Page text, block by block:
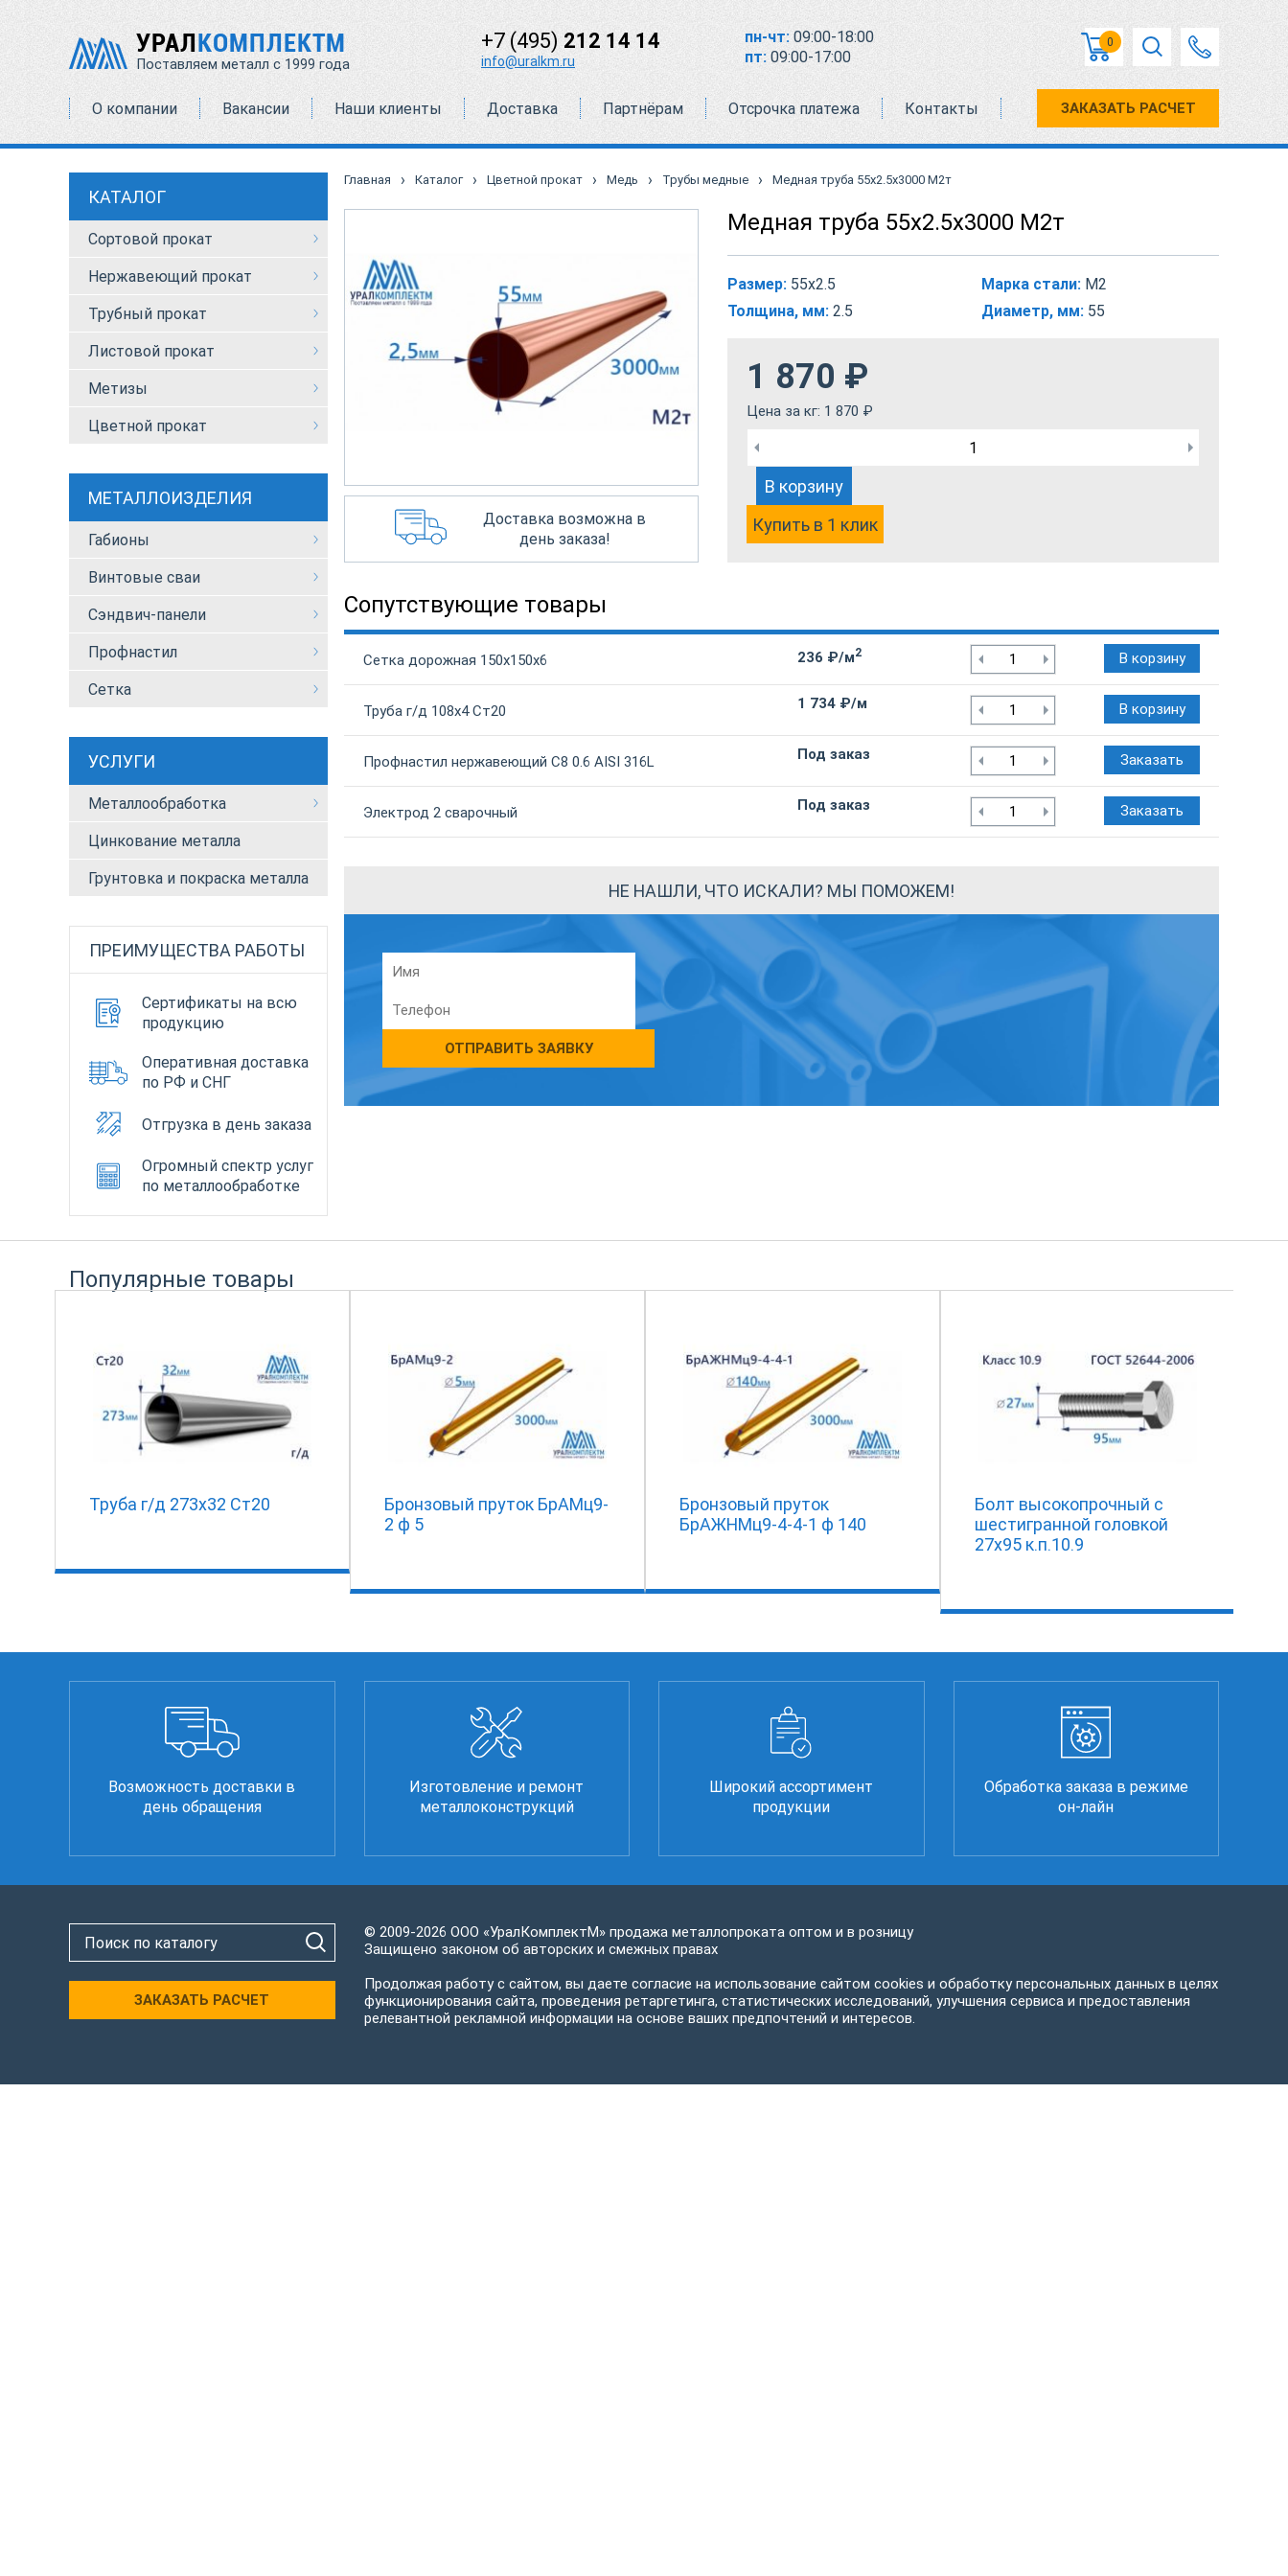
УРАЛКОМПЛЕКТМ
Поставляем металл с 1999 года
+7 (495) 212 14 14
info@uralkm.ru
пн-чт: 09:00-18:00
пт: 09:00-17:00
0
О компании Вакансии Наши клиенты Доставка Партнёрам Отсрочка платежа Контакты ЗАКАЗАТЬ РАСЧЕТ
КАТАЛОГ
Сортовой прокат
Нержавеющий прокат
Трубный прокат
Листовой прокат
Метизы
Цветной прокат
МЕТАЛЛОИЗДЕЛИЯ
Габионы
Винтовые сваи
Сэндвич-панели
Профнастил
Сетка
УСЛУГИ
Металлообработка
Цинкование металла
Грунтовка и покраска металла
ПРЕИМУЩЕСТВА РАБОТЫ
Сертификаты на всю
продукцию
Оперативная доставка
по РФ и СНГ
Отгрузка в день заказа
Огромный спектр услуг
по металлообработке
Главная › Каталог › Цветной прокат › Медь › Трубы медные › Медная труба 55х2.5х3000 М2т
Доставка возможна в
день заказа!
Медная труба 55х2.5х3000 М2т
Размер: 55х2.5
Толщина, мм: 2.5
Марка стали: М2
Диаметр, мм: 55
1 870 ₽
Цена за кг: 1 870 ₽
В корзину
Купить в 1 клик
Сопутствующие товары
Сетка дорожная 150х150х6 236 ₽/м2 В корзину
Труба г/д 108х4 Ст20 1 734 ₽/м В корзину
Профнастил нержавеющий С8 0.6 AISI 316L Под заказ Заказать
Электрод 2 сварочный Под заказ Заказать
НЕ НАШЛИ, ЧТО ИСКАЛИ? МЫ ПОМОЖЕМ!
ОТПРАВИТЬ ЗАЯВКУ
Популярные товары
Труба г/д 273х32 Ст20
Бронзовый пруток БрАМц9-
2 ф 5
Бронзовый пруток
БрАЖНМц9-4-4-1 ф 140
Болт высокопрочный с
шестигранной головкой
27х95 к.п.10.9
Возможность доставки в
день обращения
Изготовление и ремонт
металлоконструкций
Широкий ассортимент
продукции
Обработка заказа в режиме
он-лайн
ЗАКАЗАТЬ РАСЧЕТ
© 2009-2026 ООО «УралКомплектМ» продажа металлопроката оптом и в розницу
Защищено законом об авторских и смежных правах
Продолжая работу с сайтом, вы даете согласие на использование сайтом cookies и обработку персональных данных в целях
функционирования сайта, проведения ретаргетинга, статистических исследований, улучшения сервиса и предоставления
релевантной рекламной информации на основе ваших предпочтений и интересов.